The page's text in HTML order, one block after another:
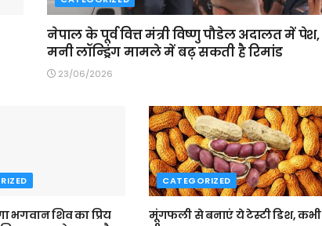
नेपाल के पूर्व वित्त मंत्री विष्णु पौडेल अदालत में पेश,
मनी लॉन्ड्रिंग मामले में बढ़ सकती है रिमांड
23/06/2026
भगवान शिव का प्रिय
CATEGORIZED
मूंगफली से बनाएं ये टेस्टी डिश, कभी